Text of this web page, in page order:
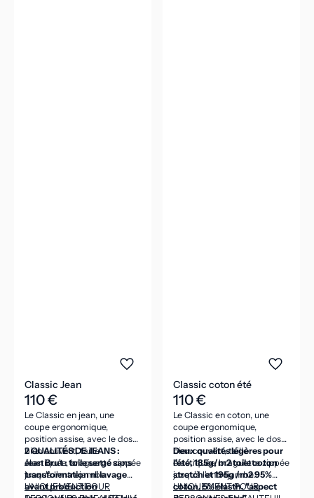
Classic Jean
110 €
Le Classic en jean, une
coupe ergonomique,
position assise, avec le dos
bien couvert, taille
élastiquée, braguette zippée
jusqu'à l'entrejambe.
2 QUALITÉS DE JEANS :
Jean Brut : toile sergé sans
transformation ni lavage
avant production
UNIQUEMENT POUR
Classic coton été
110 €
Le Classic en coton, une
coupe ergonomique,
position assise, avec le dos
bien couvert, taille
élastiquée, braguette zippée
jusqu'à l'entrejambe.
Deux qualités légères pour
l'été, 185g/m2 toile coton
stretch et 195g /m2 95%
coton, 5% élasth. "aspect
UNIQUEMENT POUR